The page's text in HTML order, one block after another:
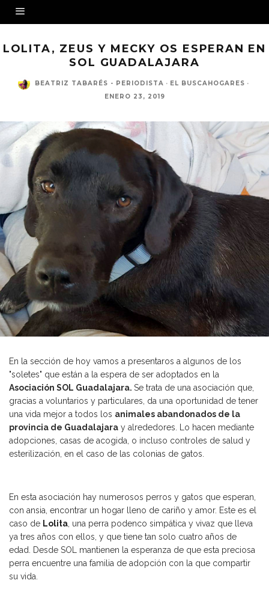
LOLITA, ZEUS Y MECKY OS ESPERAN EN
SOL GUADALAJARA
BEATRIZ TABARÉS - PERIODISTA · EL BUSCAHOGARES ·
ENERO 23, 2019
En la sección de hoy vamos a presentaros a algunos de los
"soletes" que están a la espera de ser adoptados en la
Asociación SOL Guadalajara. Se trata de una asociación que,
gracias a voluntarios y particulares, da una oportunidad de tener
una vida mejor a todos los animales abandonados de la
provincia de Guadalajara y alrededores. Lo hacen mediante
adopciones, casas de acogida, o incluso controles de salud y
esterilización, en el caso de las colonias de gatos.
En esta asociación hay numerosos perros y gatos que esperan,
con ansia, encontrar un hogar lleno de cariño y amor. Este es el
caso de Lolita, una perra podenco simpática y vivaz que lleva
ya tres años con ellos, y que tiene tan solo cuatro años de
edad. Desde SOL mantienen la esperanza de que esta preciosa
perra encuentre una familia de adopción con la que compartir
su vida.